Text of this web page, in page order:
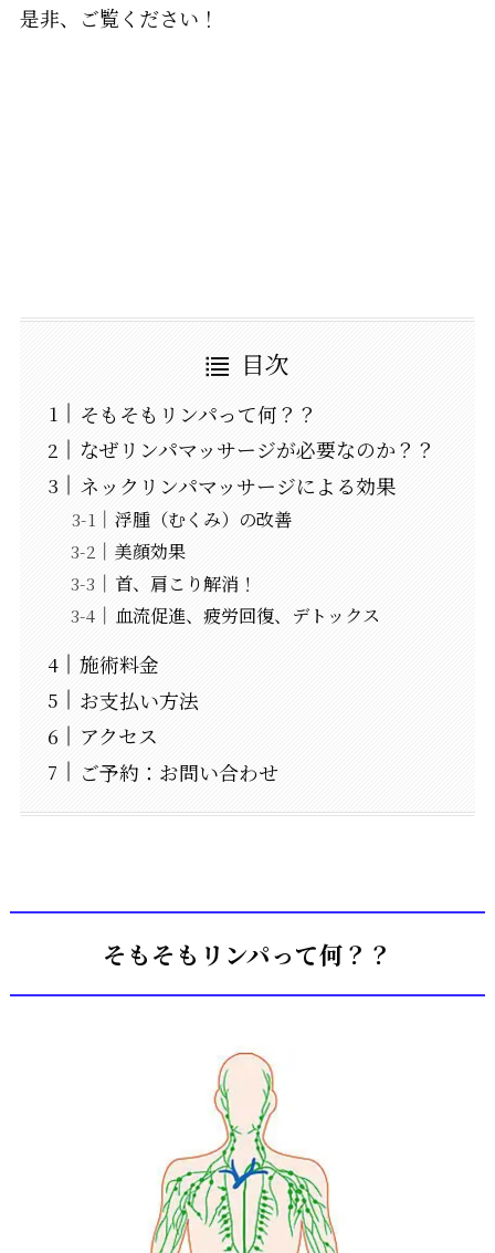
是非、ご覧ください！
目次
そもそもリンパって何？？
なぜリンパマッサージが必要なのか？？
ネックリンパマッサージによる効果
浮腫（むくみ）の改善
美顔効果
首、肩こり解消！
血流促進、疲労回復、デトックス
施術料金
お支払い方法
アクセス
ご予約：お問い合わせ
そもそもリンパって何？？